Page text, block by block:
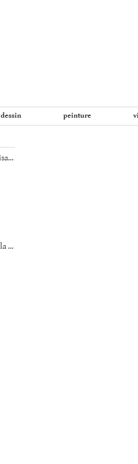
dessin peinture
Le dragon voleur de visage…
Le monument près de la mer